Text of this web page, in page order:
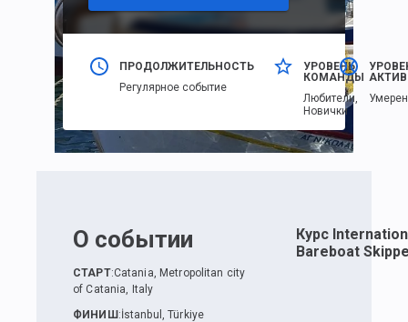
ПРОДОЛЖИТЕЛЬНОСТЬ
Регулярное событие
УРОВЕНЬ
КОМАНДЫ
Любители,
Новички
О событии
СТАРТ:Catania, Metropolitan city
of Catania, Italy
ФИНИШ :İstanbul, Türkiye
Курс
Bareboat